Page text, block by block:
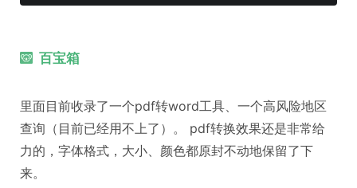
百宝箱
里面目前收录了一个pdf转word工具、一个高风险地区
查询（目前已经用不上了）。 pdf转换效果还是非常给
力的，字体格式，大小、颜色都原封不动地保留了下
来。